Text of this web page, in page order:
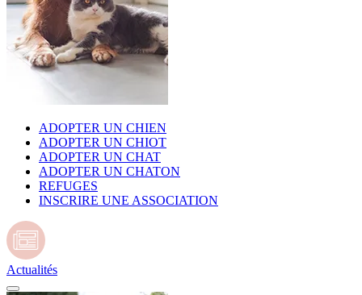
ADOPTER UN CHIEN
ADOPTER UN CHIOT
ADOPTER UN CHAT
ADOPTER UN CHATON
REFUGES
INSCRIRE UNE ASSOCIATION
Actualités